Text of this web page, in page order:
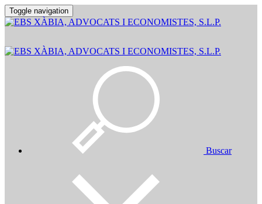
Toggle navigation
Buscar